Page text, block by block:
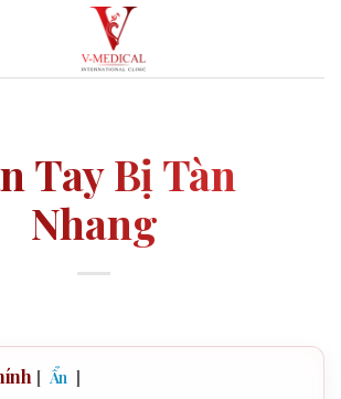
Tay Bị Tàn
Nhang
[ Ẩn ]